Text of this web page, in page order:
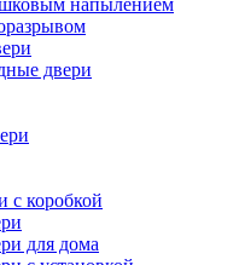
напылением
двери
с коробкой
для дома